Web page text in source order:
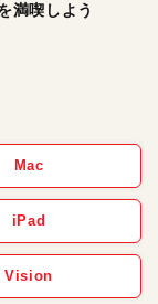
満喫しよう
Mac
iPad
Vision